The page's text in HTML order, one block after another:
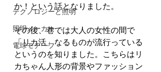
テクノロジーと照明
照明メーカー
電球モチーフ
か！という話となりました。
その後、巷では大人の女性の間で
「リカ活」なるものが流行っている
というのを知りました。こちらはリ
カちゃん人形の背景やファッション